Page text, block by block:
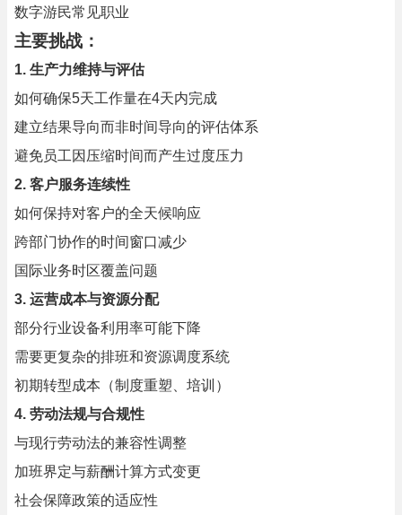
数字游民常见职业
主要挑战：
1. 生产力维持与评估
如何确保5天工作量在4天内完成
建立结果导向而非时间导向的评估体系
避免员工因压缩时间而产生过度压力
2. 客户服务连续性
如何保持对客户的全天候响应
跨部门协作的时间窗口减少
国际业务时区覆盖问题
3. 运营成本与资源分配
部分行业设备利用率可能下降
需要更复杂的排班和资源调度系统
初期转型成本（制度重塑、培训）
4. 劳动法规与合规性
与现行劳动法的兼容性调整
加班界定与薪酬计算方式变更
社会保障政策的适应性